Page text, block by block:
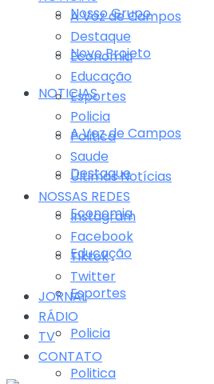
Nosso Grupo
Novo Projeto
NOTICIAS
A Voz de Campos
Destaque
Economia
Educação
Esportes
Policia
Politica
A Voz de Campos
Destaque
Economia
Educação
Esportes
Policia
Politica
Saude
Últimas Notícias
NOSSAS REDES
Instagram
Facebook
Tiktok
Twitter
JORNAL
RÁDIO
TV
CONTATO